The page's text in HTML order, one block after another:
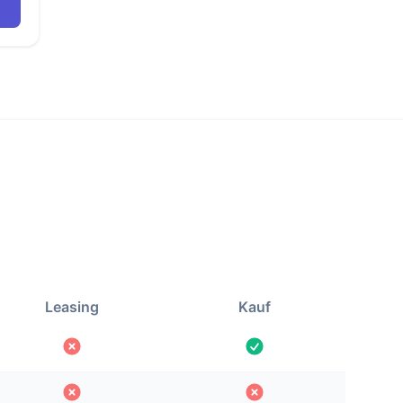
Leasing Kauf